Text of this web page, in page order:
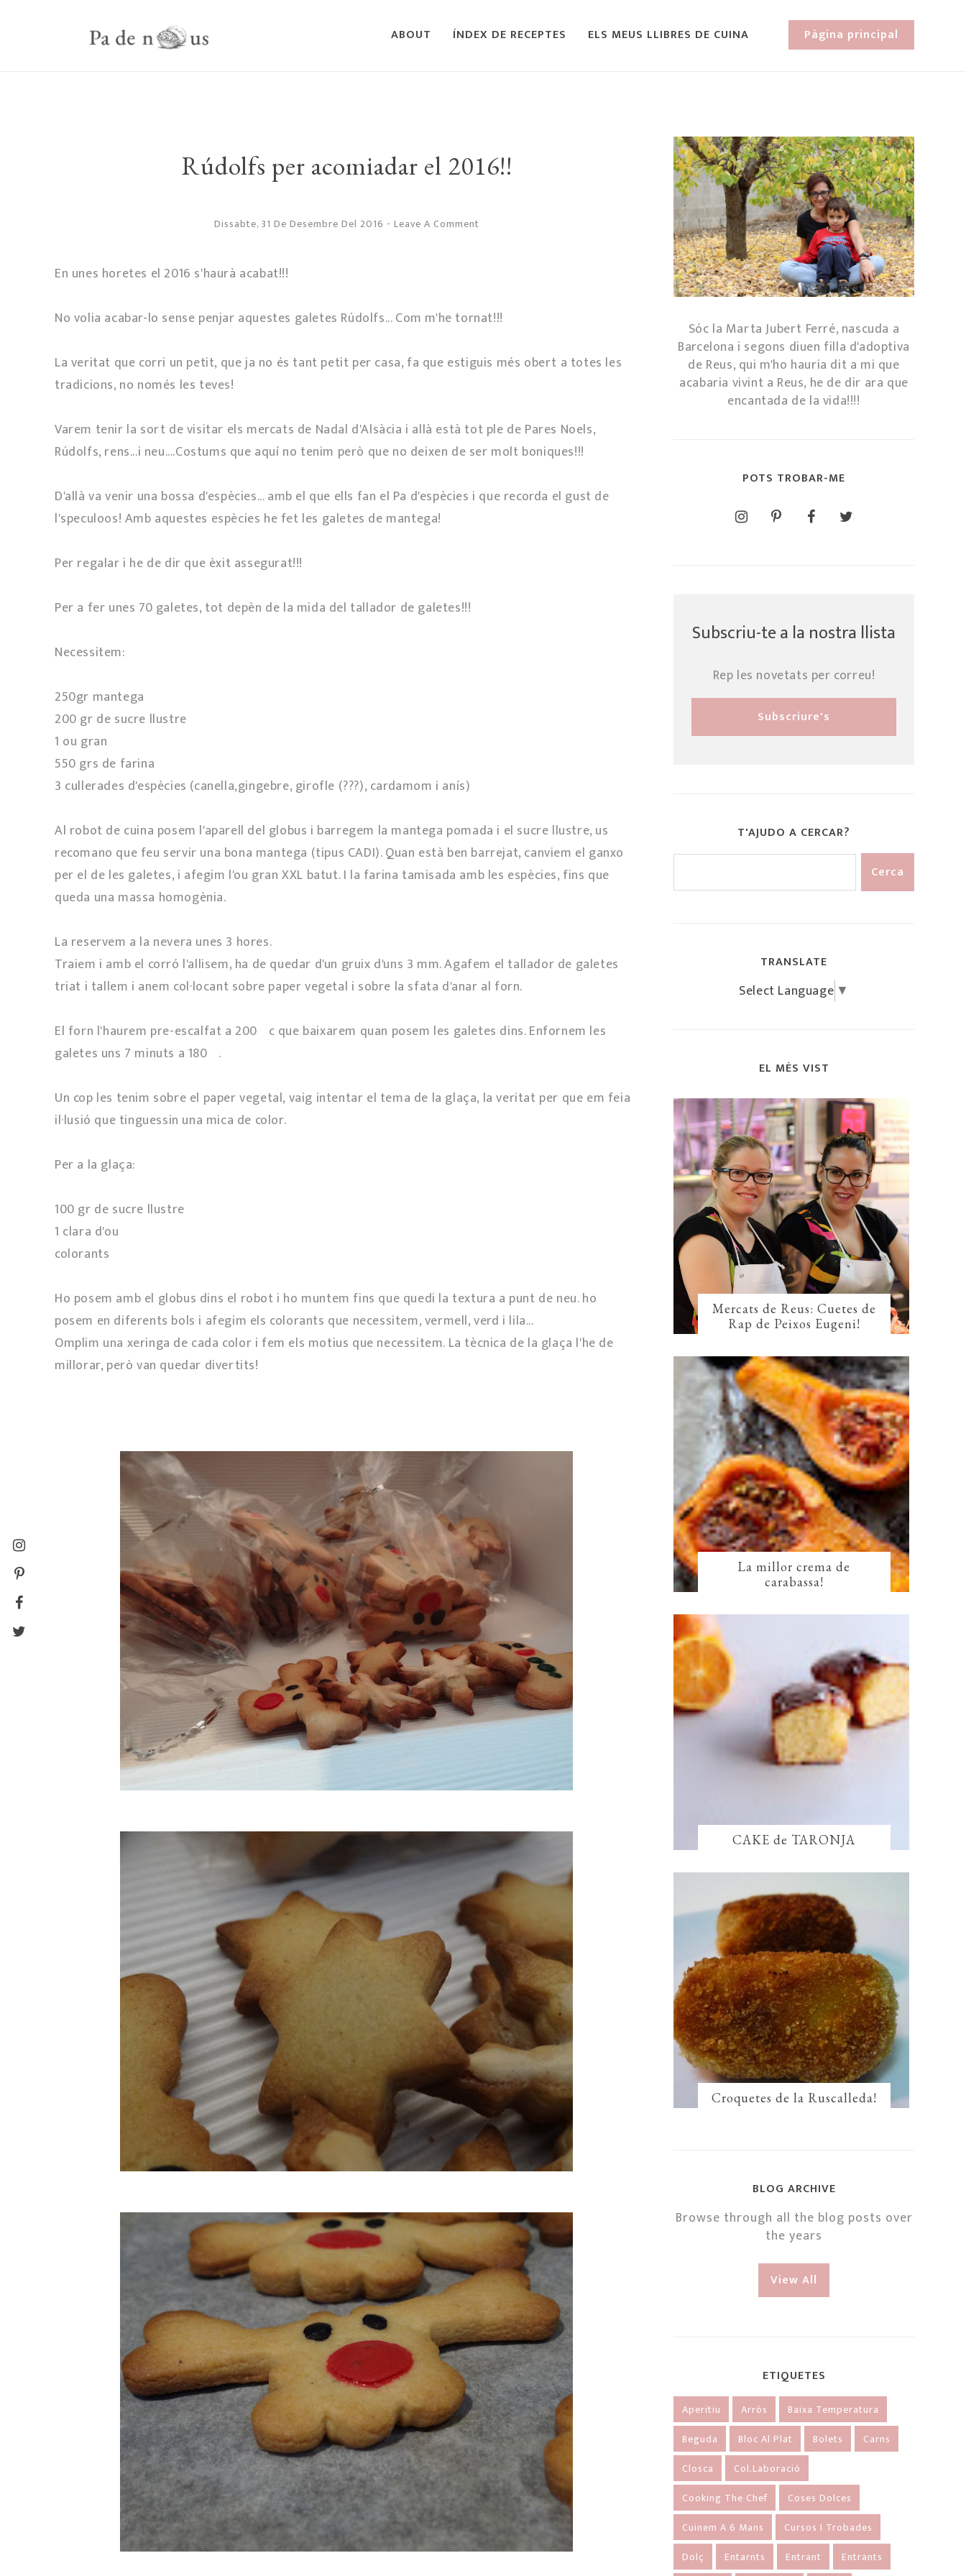
ABOUT ÍNDEX DE RECEPTES ELS MEUS LLIBRES DE CUINA Pàgina principal
Rúdolfs per acomiadar el 2016!!
Dissabte, 31 De Desembre Del 2016 - Leave A Comment
En unes horetes el 2016 s'haurà acabat!!!
No volia acabar-lo sense penjar aquestes galetes Rúdolfs... Com m'he tornat!!!
La veritat que corri un petit, que ja no és tant petit per casa, fa que estiguis més obert a totes les
tradicions, no només les teves!
Varem tenir la sort de visitar els mercats de Nadal d'Alsàcia i allà està tot ple de Pares Noels,
Rúdolfs, rens...i neu....Costums que aquí no tenim però que no deixen de ser molt boniques!!!
D'allà va venir una bossa d'espècies... amb el que ells fan el Pa d'espècies i que recorda el gust de
l'speculoos! Amb aquestes espècies he fet les galetes de mantega!
Per regalar i he de dir que èxit assegurat!!!
Per a fer unes 70 galetes, tot depèn de la mida del tallador de galetes!!!
Necessitem:
250gr mantega
200 gr de sucre llustre
1 ou gran
550 grs de farina
3 cullerades d'espècies (canella,gingebre, girofle (???), cardamom i anís)
Al robot de cuina posem l'aparell del globus i barregem la mantega pomada i el sucre llustre, us
recomano que feu servir una bona mantega (tipus CADI). Quan està ben barrejat, canviem el ganxo
per el de les galetes, i afegim l'ou gran XXL batut. I la farina tamisada amb les espècies, fins que
queda una massa homogènia.
La reservem a la nevera unes 3 hores.
Traiem i amb el corró l'allisem, ha de quedar d'un gruix d'uns 3 mm. Agafem el tallador de galetes
triat i tallem i anem col·locant sobre paper vegetal i sobre la sfata d'anar al forn.
El forn l'haurem pre-escalfat a 200ºc que baixarem quan posem les galetes dins. Enfornem les
galetes uns 7 minuts a 180º.
Un cop les tenim sobre el paper vegetal, vaig intentar el tema de la glaça, la veritat per que em feia
il·lusió que tinguessin una mica de color.
Per a la glaça:
100 gr de sucre llustre
1 clara d'ou
colorants
Ho posem amb el globus dins el robot i ho muntem fins que quedi la textura a punt de neu. ho
posem en diferents bols i afegim els colorants que necessitem, vermell, verd i lila...
Omplim una xeringa de cada color i fem els motius que necessitem. La tècnica de la glaça l'he de
millorar, però van quedar divertits!
Sóc la Marta Jubert Ferré, nascuda a
Barcelona i segons diuen filla d'adoptiva
de Reus, qui m'ho hauria dit a mi que
acabaria vivint a Reus, he de dir ara que
encantada de la vida!!!!
POTS TROBAR-ME
Subscriu-te a la nostra llista
Rep les novetats per correu!
T'AJUDO A CERCAR?
TRANSLATE
Select Language ▼
EL MÉS VIST
Mercats de Reus: Cuetes de
Rap de Peixos Eugeni!
La millor crema de
carabassa!
CAKE de TARONJA
Croquetes de la Ruscalleda!
BLOG ARCHIVE
Browse through all the blog posts over
the years
View All
ETIQUETES
Aperitiu Arròs
Baixa Temperatura
Beguda
Bloc Al Plat Bolets
Carns
Closca
Col.laboració
Cooking The Chef
Coses Dolces
Cuinem A 6 Mans
Cursos I Trobades
Dolç
Entarnts Entrant Entrants